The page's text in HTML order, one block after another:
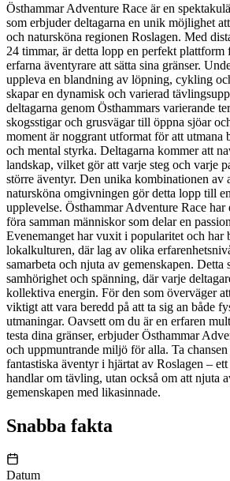
Östhammar Adventure Race är en
som erbjuder deltagarna en unik möjlighet
och natursköna regionen Roslagen. Med
24 timmar, är detta lopp en perfekt plattform
erfarna äventyrare att sätta sina gränser.
uppleva en blandning av löpning, cykling
skapar en dynamisk och varierad
deltagarna genom Östhammars varierande
skogsstigar och grusvägar till öppna sjöar
moment är noggrant utformat för att utmana
och mental styrka. Deltagarna kommer att
landskap, vilket gör att varje steg och varje
större äventyr. Den unika kombinationen av
natursköna omgivningen gör detta lopp till
upplevelse. Östhammar Adventure Race
föra samman människor som delar en
Evenemanget har vuxit i popularitet och
lokalkulturen, där lag av olika
samarbeta och njuta av gemenskapen. Detta
samhörighet och spänning, där varje
kollektiva energin. För den som överväger
viktigt att vara beredd på att ta sig an både
utmaningar. Oavsett om du är en erfaren
testa dina gränser, erbjuder Östhammar
och uppmuntrande miljö för alla. Ta chansen
fantastiska äventyr i hjärtat av Roslagen –
handlar om tävling, utan också om att njuta
gemenskapen med likasinnade.
Snabba fakta
Datum